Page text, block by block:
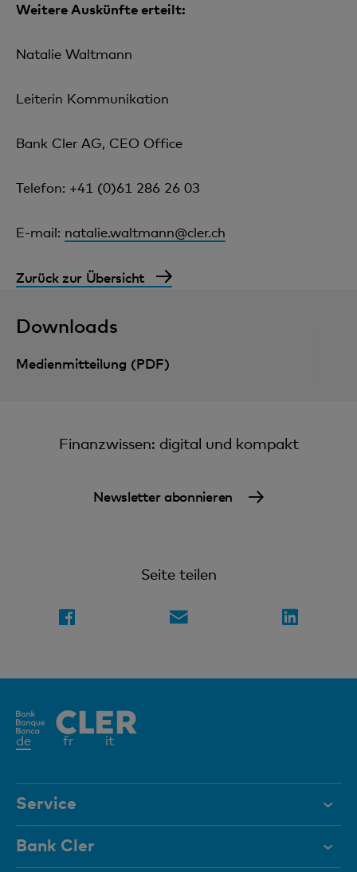
Weitere Auskünfte erteilt:
Natalie Waltmann
Leiterin Kommunikation
Bank Cler AG, CEO Office
Telefon: +41 (0)61 286 26 03
E-mail: natalie.waltmann@cler.ch
Zurück zur Übersicht
Downloads
Medienmitteilung (PDF)
Finanzwissen: digital und kompakt
Newsletter abonnieren
Seite teilen
deAktives
fr it
Service
Hilfe & Kontakt
Bank Cler